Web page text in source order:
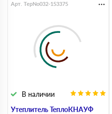
Утеплитель ТеплоКНАУФ
В наличии
Арт. TepNo032-153375